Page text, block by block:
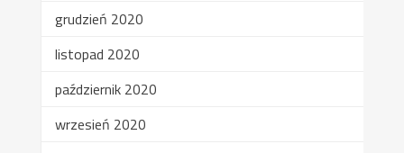
grudzień 2020
listopad 2020
październik 2020
wrzesień 2020